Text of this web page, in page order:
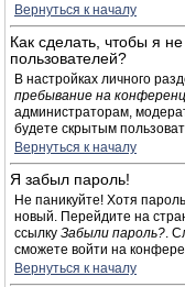
Вернуться к началу
Как сделать, чтобы я
пользователей?
В настройках личного
пребывание на
администраторам,
будете скрытым
Вернуться к началу
Я забыл пароль!
Не паникуйте! Хотя
новый. Перейдите на
ссылку Забыли пароль?.
сможете войти на
Вернуться к началу